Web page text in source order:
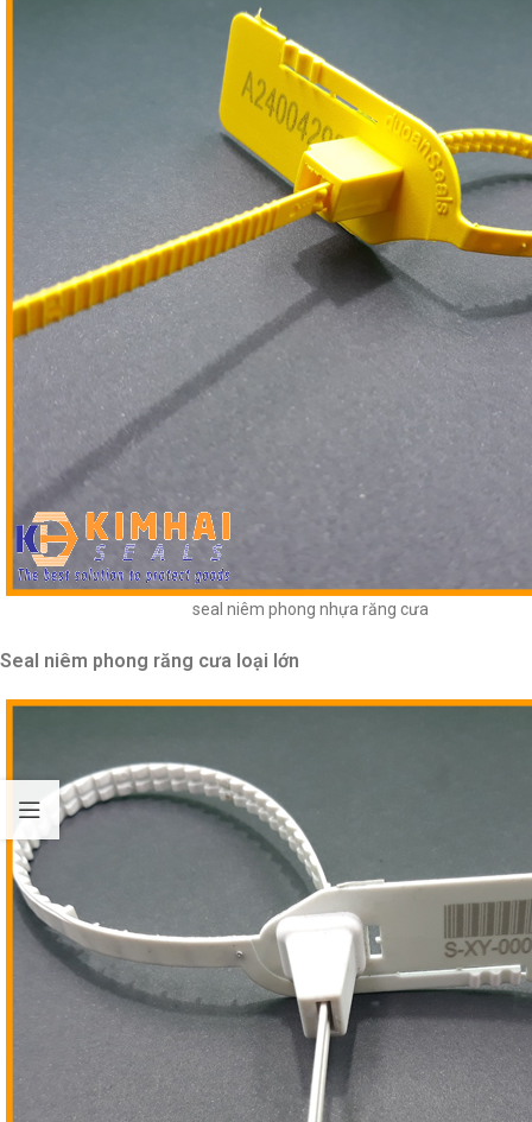
seal niêm phong nhựa răng cưa
Seal niêm phong răng cưa loại lớn